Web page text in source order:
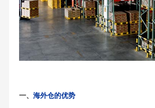
一、 海外仓的优势